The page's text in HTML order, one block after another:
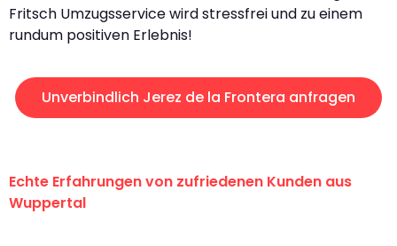
Fritsch Umzugsservice wird stressfrei und zu einem
rundum positiven Erlebnis!
Unverbindlich Jerez de la Frontera anfragen
Echte Erfahrungen von zufriedenen Kunden aus
Wuppertal